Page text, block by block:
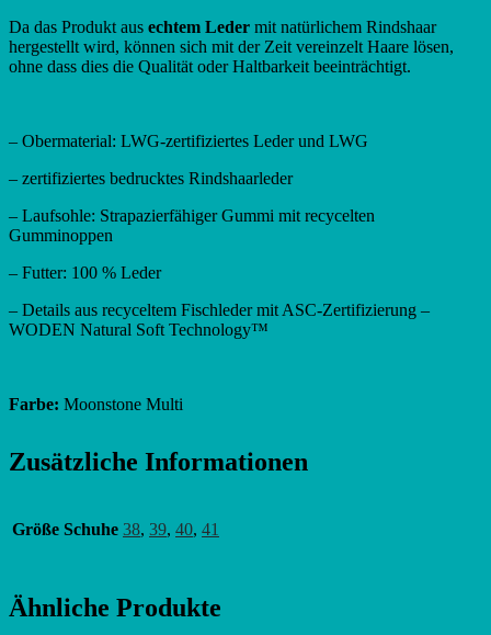
Da das Produkt aus echtem Leder mit natürlichem Rindshaar
hergestellt wird, können sich mit der Zeit vereinzelt Haare lösen,
ohne dass dies die Qualität oder Haltbarkeit beeinträchtigt.
– Obermaterial: LWG-zertifiziertes Leder und LWG
– zertifiziertes bedrucktes Rindshaarleder
– Laufsohle: Strapazierfähiger Gummi mit recycelten
Gumminoppen
– Futter: 100 % Leder
– Details aus recyceltem Fischleder mit ASC-Zertifizierung –
WODEN Natural Soft Technology™
Farbe: Moonstone Multi
Zusätzliche Informationen
Größe Schuhe 38, 39, 40, 41
Ähnliche Produkte